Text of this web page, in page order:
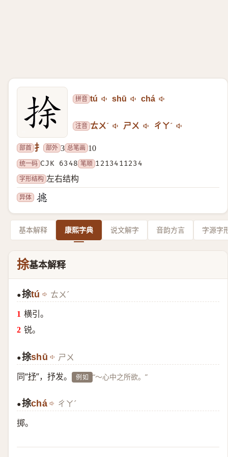
拼音 tú shū chá
注音 ㄊㄨˊ ㄕㄨ ㄔㄚˊ
部首 扌 部外 3 总笔画 10
统一码 CJK 6348 笔顺 1213411234
字形结构 左右结构
异体
基本解释 康熙字典 说文解字 音韵方言 字源字
捈基本解释
●捈tú ㄊㄨˊ
横引。
锐。
●捈shū ㄕㄨ
同“抒”，抒发。 例如 “～心中之所欲。”
●捈chá ㄔㄚˊ
掷。